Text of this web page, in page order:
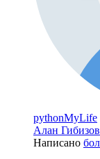
pythonMyLife
Алан Гибизов
Написано